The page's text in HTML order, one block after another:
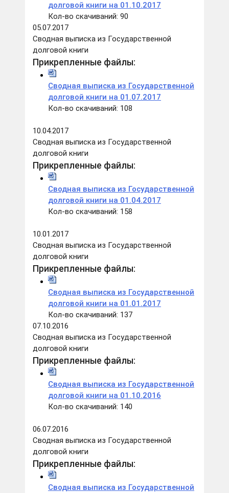
долговой книги на 01.10.2017
Кол-во скачиваний: 90
05.07.2017
Сводная выписка из Государственной
долговой книги
Прикрепленные файлы:
Сводная выписка из Государственной
долговой книги на 01.07.2017
Кол-во скачиваний: 108
10.04.2017
Сводная выписка из Государственной
долговой книги
Прикрепленные файлы:
Сводная выписка из Государственной
долговой книги на 01.04.2017
Кол-во скачиваний: 158
10.01.2017
Сводная выписка из Государственной
долговой книги
Прикрепленные файлы:
Сводная выписка из Государственной
долговой книги на 01.01.2017
Кол-во скачиваний: 137
07.10.2016
Сводная выписка из Государственной
долговой книги
Прикрепленные файлы:
Сводная выписка из Государственной
долговой книги на 01.10.2016
Кол-во скачиваний: 140
06.07.2016
Сводная выписка из Государственной
долговой книги
Прикрепленные файлы:
Сводная выписка из Государственной